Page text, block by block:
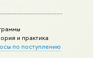
и практика
по поступлению